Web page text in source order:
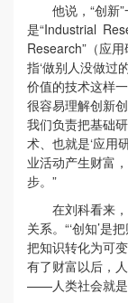
他说，“创新
是“Industrial
Research”（应
指‘做别人没做过
价值的技术这样
很容易理解创新
我们负责把基础
术、也就是‘应用
业活动产生财富
步。”
在刘科看来
关系。“‘创知’是
把知识转化为可
有了财富以后，
——人类社会就是